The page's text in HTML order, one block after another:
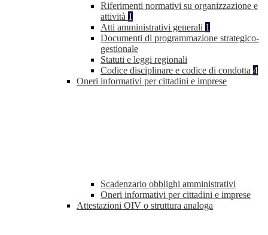
Riferimenti normativi su organizzazione e
attività 1
Atti amministrativi generali 1
Documenti di programmazione strategico-
gestionale
Statuti e leggi regionali
Codice disciplinare e codice di condotta 4
Oneri informativi per cittadini e imprese
Scadenzario obblighi amministrativi
Oneri informativi per cittadini e imprese
Attestazioni OIV o struttura analoga